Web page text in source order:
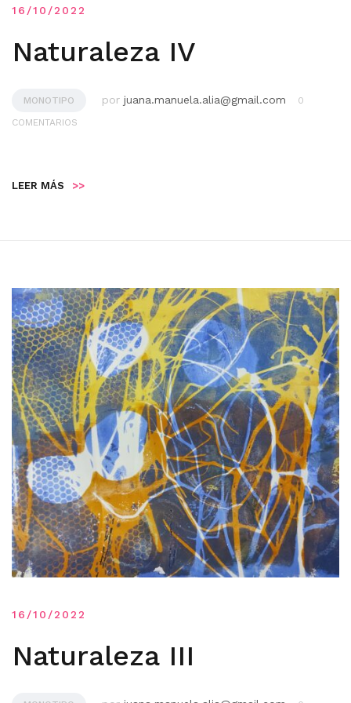
16/10/2022
Naturaleza IV
MONOTIPO por juana.manuela.alia@gmail.com
0
COMENTARIOS
LEER MÁS >>
16/10/2022
Naturaleza III